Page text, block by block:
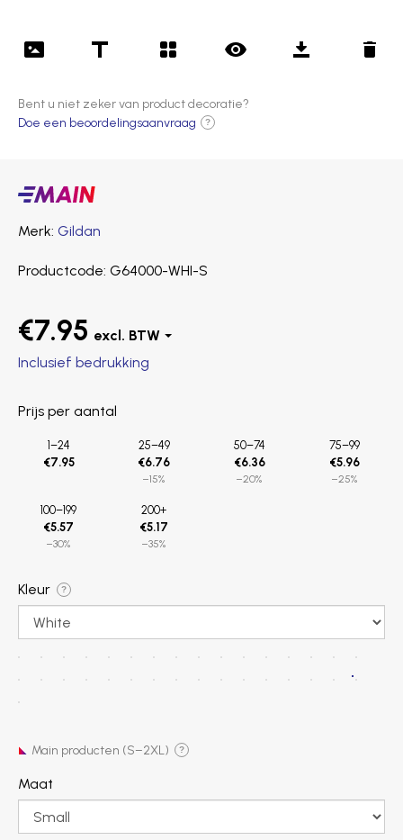
Bent u niet zeker van product decoratie?
Doe een beoordelingsaanvraag
?
Main
Merk Gildan
Productcode G64000-WHI-S
€7.95
Inclusief bedrukking
Prijs per aantal
1–24
€7.95
25–49
€6.76
−15%
50–74
€6.36
−20%
75–99
€5.96
−25%
100–199
€5.57
−30%
200+
€5.17
−35%
Kleur ?
Main producten (S–2XL) ?
Maat